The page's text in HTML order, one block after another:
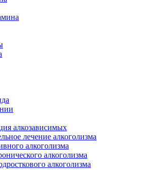
алкозависимых
лечение алкоголизма
алкоголизма
алкоголизма
алкоголизма